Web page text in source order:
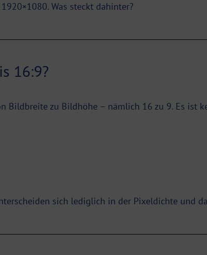
Was steckt dahinter?
16:9?
Bildbreite zu Bildhöhe – nämlich 16 zu 9. Es ist
sich lediglich in der Pixeldichte und